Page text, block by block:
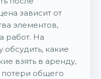
зависит от
элементов,
работ. На
обсудить, какие
взять в аренду,
потери общего